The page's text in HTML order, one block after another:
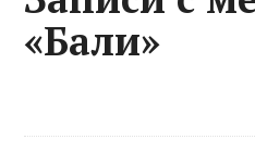
«Бали»